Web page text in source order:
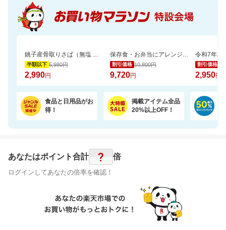
銚子産骨取りさば（無塩 選べる1kg・2kg）【骨取り魚の飯田商店】
半額以下 5,980円
2,990円
保存食・お弁当にアレンジ無限大！無添加調理＆常温保存可能ミートボール50袋セット
割引価格 10,800円
9,720円
割引価格
2,950円
食品と日用品がお
得！
掲載アイテム全品
20%以上OFF！
あなたはポイント合計 ? 倍
ログインしてあなたの倍率を確認！